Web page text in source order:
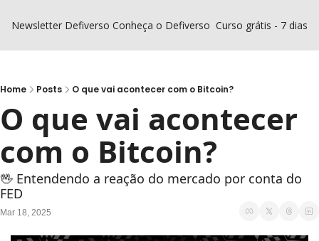
Newsletter Defiverso Conheça o Defiverso Curso grátis - 7 dias
Home Posts O que vai acontecer com o Bitcoin?
O que vai acontecer
com o Bitcoin?
🖖 Entendendo a reação do mercado por conta do
FED
Mar 18, 2025